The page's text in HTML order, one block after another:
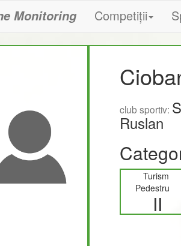
Monitoring Competiții
club sportiv:
Ruslan
Turism
Pedestru
II